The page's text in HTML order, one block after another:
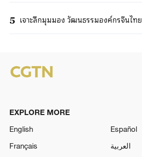
5 เจาะลึกมุมมอง วัฒนธรรมองค์กรจีนไทย
EXPLORE MORE
English
Español
Français
العربية